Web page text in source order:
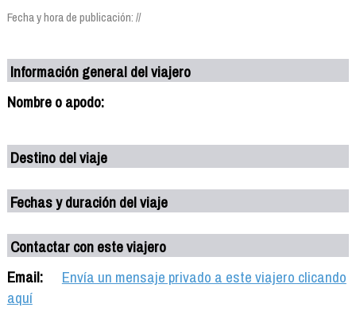
Fecha y hora de publicación: //
Información general del viajero
Nombre o apodo:
Destino del viaje
Fechas y duración del viaje
Contactar con este viajero
Email:
Envía un mensaje privado a este viajero clicando
aquí